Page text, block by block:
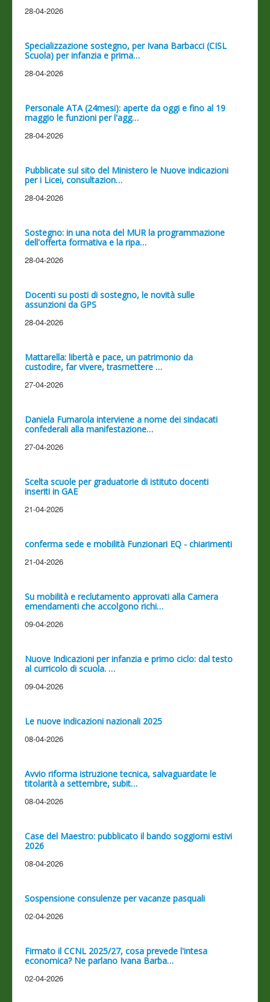
28-04-2026
Specializzazione sostegno, per Ivana Barbacci (CISL
Scuola) per infanzia e prima…
28-04-2026
Personale ATA (24mesi): aperte da oggi e fino al 19
maggio le funzioni per l'agg…
28-04-2026
Pubblicate sul sito del Ministero le Nuove indicazioni
per i Licei, consultazion…
28-04-2026
Sostegno: in una nota del MUR la programmazione
dell'offerta formativa e la ripa…
28-04-2026
Docenti su posti di sostegno, le novità sulle
assunzioni da GPS
28-04-2026
Mattarella: libertà e pace, un patrimonio da
custodire, far vivere, trasmettere …
27-04-2026
Daniela Fumarola interviene a nome dei sindacati
confederali alla manifestazione…
27-04-2026
Scelta scuole per graduatorie di istituto docenti
inseriti in GAE
21-04-2026
conferma sede e mobilità Funzionari EQ - chiarimenti
21-04-2026
Su mobilità e reclutamento approvati alla Camera
emendamenti che accolgono richi…
09-04-2026
Nuove Indicazioni per infanzia e primo ciclo: dal testo
al curricolo di scuola. …
09-04-2026
Le nuove indicazioni nazionali 2025
08-04-2026
Avvio riforma istruzione tecnica, salvaguardate le
titolarità a settembre, subit…
08-04-2026
Case del Maestro: pubblicato il bando soggiorni estivi
2026
08-04-2026
Sospensione consulenze per vacanze pasquali
02-04-2026
Firmato il CCNL 2025/27, cosa prevede l'intesa
economica? Ne parlano Ivana Barba…
02-04-2026